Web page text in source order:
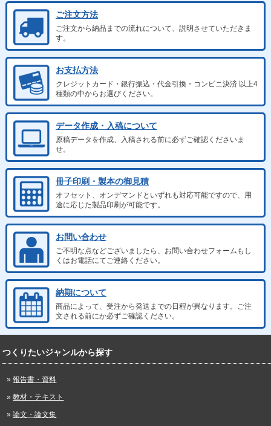
ご注文方法
ご注文から納品までの流れについて、説明させていただきま
す。
お支払方法
クレジットカード・銀行振込・代金引換・コンビニ決済 以上4
種類の中からお選びください。
データ作成・入稿について
原稿データを作成、入稿される前に必ずご確認くださいま
せ。
冊子印刷・製本の御見積
オフセット、オンデマンドといずれも対応可能ですので、用
途に応じた製品印刷が可能です。
お問い合わせ
ご不明な点などございましたら、お問い合わせフォームもし
くはお電話にてご連絡ください。
納期について
商品によって、受注から発送までの日程が異なります。ご注
文される前にか必ずご確認ください。
つくりたいジャンルから探す
報告書・資料
教材・テキスト
論文・論文集